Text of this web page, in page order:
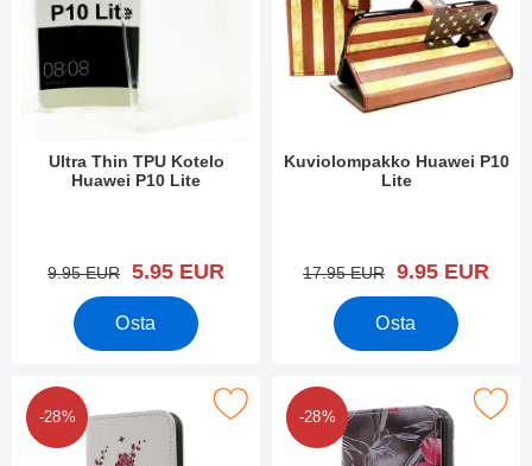
Ultra Thin TPU Kotelo
Huawei P10 Lite
vanha hinta
9.95 EUR uusi hinta
5.95 EUR
Osta
Kuviolompakko Huawei P10
Lite
vanha hinta
17.95 EUR uusi hinta
9.95 EUR
Osta
-28%
Merkitse kuviolompakko Huawei P10 Lite suosikiksi
-28%
Merkitse kuviolompakko